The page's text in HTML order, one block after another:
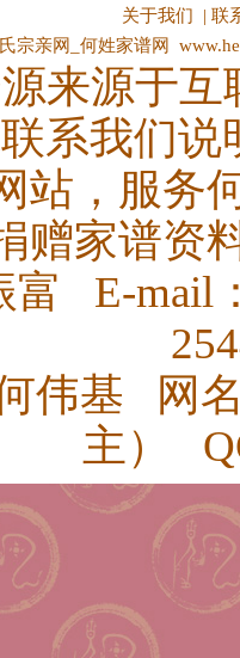
关于我们 |联
宗亲网_何姓家谱网
来源于
系我们
站，服务
赠家谱资
富 E-mail
伟基 网
主）